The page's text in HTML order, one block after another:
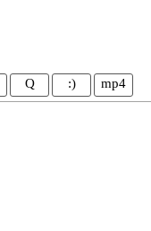
Q :) mp4